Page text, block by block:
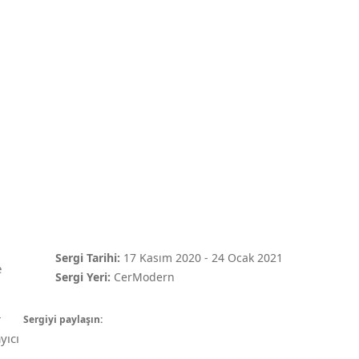
Sergi Tarihi: 17 Kasım 2020 - 24 Ocak 2021
Sergi Yeri: CerModern
Sergiyi paylaşın: